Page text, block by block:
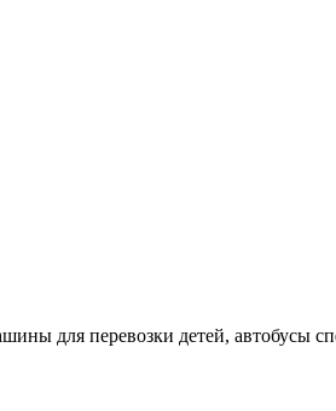
для перевозки детей, автобусы